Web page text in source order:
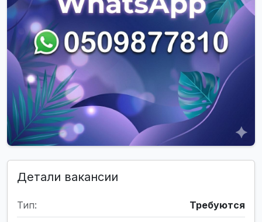
Детали вакансии
Тип: Требуются